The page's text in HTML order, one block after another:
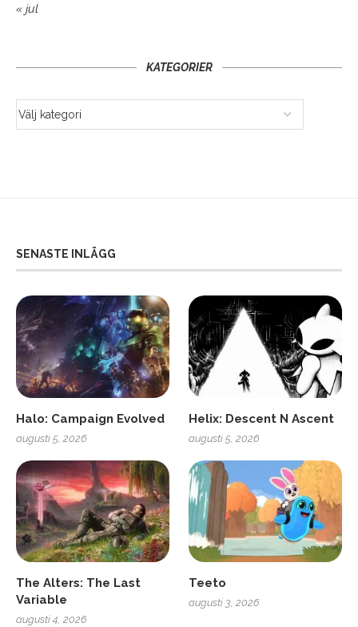
« jul
KATEGORIER
SENASTE INLÄGG
Halo: Campaign Evolved
augusti 5, 2026
Helix: Descent N Ascent
augusti 5, 2026
The Alters: The Last
Variable
augusti 4, 2026
Teeto
augusti 3, 2026